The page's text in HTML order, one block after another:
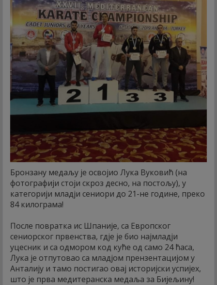
Бронзану медаљу је освојио Лука Вуковић (на
фотографији стоји скроз десно, на постољу), у
категорији младји сениори до 21-не године, преко
84 килограма!
После повратка ис Шпаније, са Европског
сениорског првенства, гдје је био најмладји
уцесник и са одмором код куће од само 24 ћаса,
Лука је отпутовао са младјом прензентацијом у
Анталију и тамо постигао овај историјски успијех,
што је прва медитеранска медаља за Бијељину!